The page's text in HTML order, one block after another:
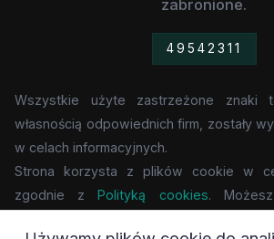
zabronione.
49542311
Wszystkie użyte zastrzeżone znaki
własnością odpowiednich firm, zostały
w celach informacyjnych.
Strona korzysta z plików cookie w
zgodnie zPolityką cookies.